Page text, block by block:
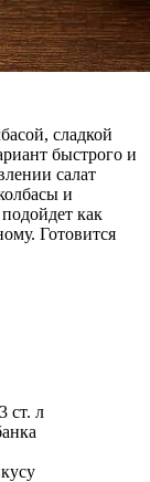
сладкой
быстрого и
салат
и
как
Готовится
ст. л